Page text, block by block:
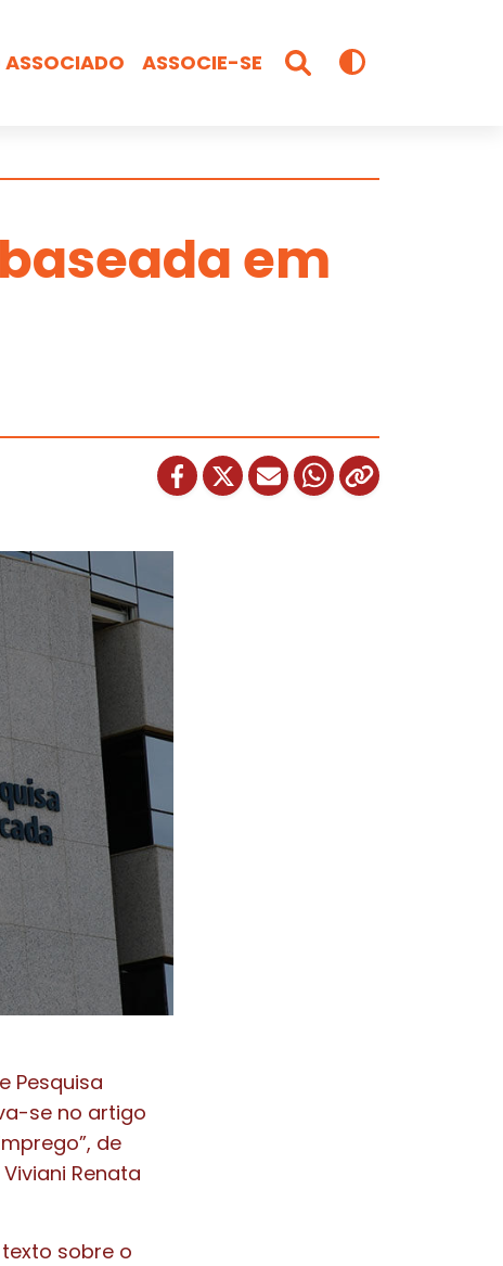
ASSOCIADO ASSOCIE-SE
em
Pesquisa
se no artigo
de
Renata
sobre o